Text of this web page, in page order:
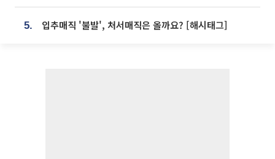
5. 입추매직 '불발', 처서매직은 올까요? [해시태그]